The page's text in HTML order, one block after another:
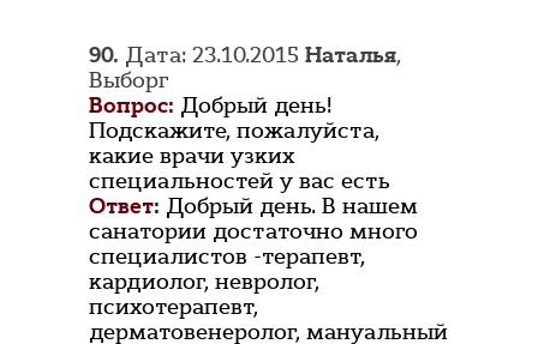
90. Дата: 23.10.2015 Наталья,
Выборг
Вопрос: Добрый день!
Подскажите, пожалуйста,
какие врачи узких
специальностей у вас есть
Ответ: Добрый день. В нашем
санатории достаточно много
специалистов -терапевт,
кардиолог, невролог,
психотерапевт,
дерматовенеролог, мануальный